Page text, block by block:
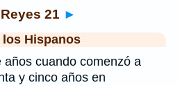
21 ►
los Hispanos
cuando comenzó a
y cinco años en